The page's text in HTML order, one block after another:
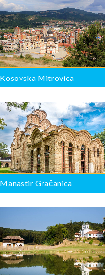
Kosovska Mitrovica
Manastir Gračanica